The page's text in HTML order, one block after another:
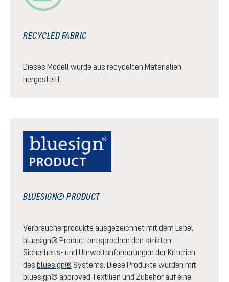
RECYCLED FABRIC
Dieses Modell wurde aus recycelten Materialien
hergestellt.
BLUESIGN® PRODUCT
Verbraucherprodukte ausgezeichnet mit dem Label
bluesign® Product entsprechen den strikten
Sicherheits- und Umweltanforderungen der Kriterien
des bluesign® Systems. Diese Produkte wurden mit
bluesign® approved Textilien und Zubehör auf eine